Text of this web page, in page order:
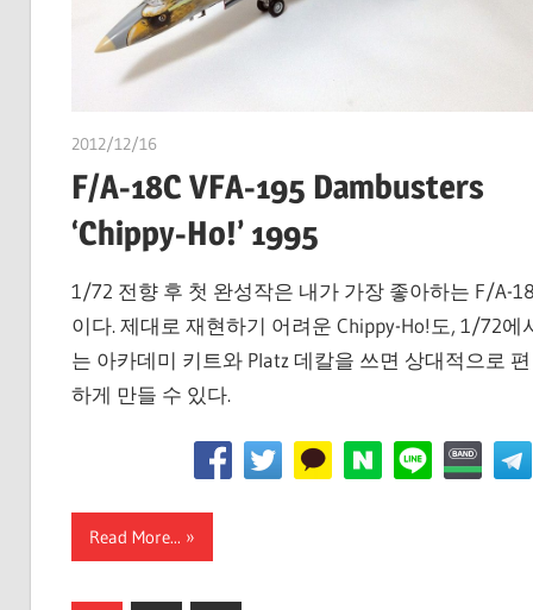
2012/12/16쭝
F/A-18C VFA-195 Dambusters
‘Chippy-Ho!’ 1995
1/72 전향 후 첫 완성작은 내가 가장 좋아하는 F/A-18
이다. 제대로 재현하기 어려운 Chippy-Ho!도, 1/72에
는 아카데미 키트와 Platz 데칼을 쓰면 상대적으로 편
하게 만들 수 있다.
Read More...